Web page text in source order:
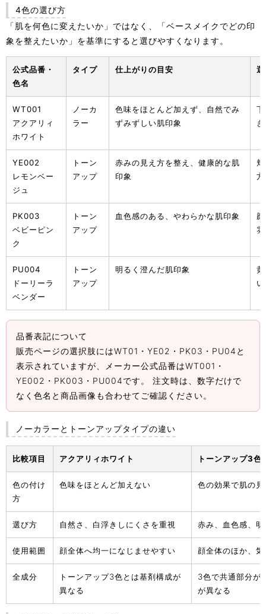
4色の選び方
「肌を何色に変えたいか」ではなく、「ベースメイクでどの印
象を整えたいか」を基準にすると選びやすくなります。
公式品番・
色名
タイプ 仕上がりの目安
WT001
アクアリィ
ホワイト
ノーカ
ラー
色味をほとんど加えず、自然でみ
ずみずしい肌印象
YE002
レモンベー
ジュ
トーン
アップ
赤みの見え方を整え、健康的な肌
印象
方
PK003
ベビーピン
ク
トーン
アップ
血色感のある、やわらかな肌印象
PU004
ドーリーラ
ベンダー
トーン
アップ
明るく澄んだ肌印象
品番表記について
販売ページの選択肢にはWT01・YE02・PK03・PU04と
表示されていますが、メーカー公式品番はWT001・
YE002・PK003・PU004です。 注文時は、数字だけで
なく色名と商品画像も合わせてご確認ください。
ノーカラーとトーンアップタイプの違い
比較項目 アクアリィホワイト トーンアップ3色
色の付け
方
色味をほとんど加えない 色の効果で肌の
選び方 自然さ、白浮きしにくさを重視 赤み、血色感、
使用範囲 顔全体へ均一になじませやすい 顔全体のほか、
全成分
トーンアップ3色とは基剤構成が
異なる
3色で共通部分が
が異なる